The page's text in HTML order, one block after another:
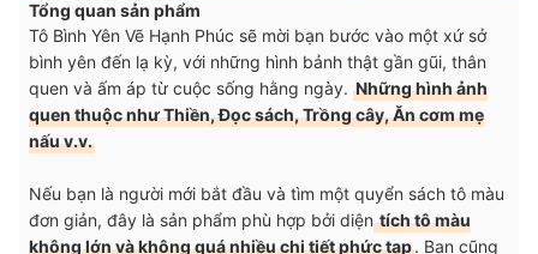
Tổng quan sản phẩm
Tô Bình Yên Vẽ Hạnh Phúc sẽ mời bạn bước vào một xứ sở
bình yên đến lạ kỳ, với những hình bảnh thật gần gũi, thân
quen và ấm áp từ cuộc sống hằng ngày. Những hình ảnh
quen thuộc như Thiền, Đọc sách, Trồng cây, Ăn cơm mẹ
nấu v.v.
Nếu bạn là người mới bắt đầu và tìm một quyển sách tô màu
đơn giản, đây là sản phẩm phù hợp bởi diệntích tô màu
không lớn và không quá nhiều chi tiết phức tạp. Bạn cũng